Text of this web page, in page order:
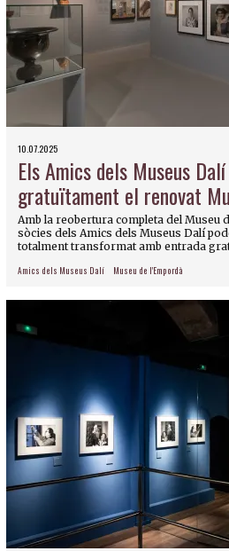
10.07.2025
Els Amics dels Museus
gratuïtament el renovat
Amb la reobertura completa del Museu
sòcies dels Amics dels Museus Dalí
totalment transformat amb entrada
Amics dels Museus Dalí Museu de l'Empordà